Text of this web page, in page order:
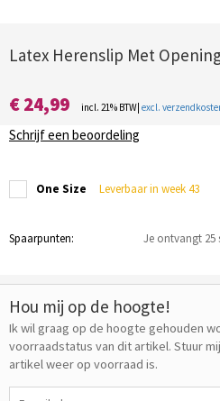
Latex Herenslip Met
€ 24,99 incl. 21% BTW| excl.
Schrijf een beoordeling
One Size Leverbaar in week 43
Spaarpunten: Je ontvangt 25
Hou mij op de hoogte!
Ik wil graag op de hoogte gehouden
voorraadstatus van dit artikel. Stuur
artikel weer op voorraad is.